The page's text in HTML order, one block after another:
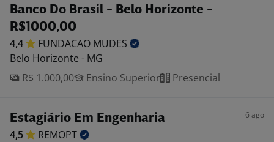
Banco Do Brasil - Belo Horizonte -
R$1000,00
4,4 FUNDACAO MUDES
Belo Horizonte - MG
R$ 1.000,00
Ensino Superior Presencial
Estagiário Em Engenharia 6 ago
4,5
REMOPT